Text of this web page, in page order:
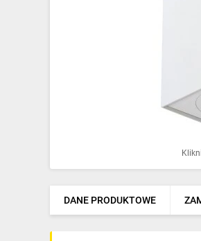
Ogrzewanie
Elektronarzędzia i mierniki
DANE PRODUKTOWE